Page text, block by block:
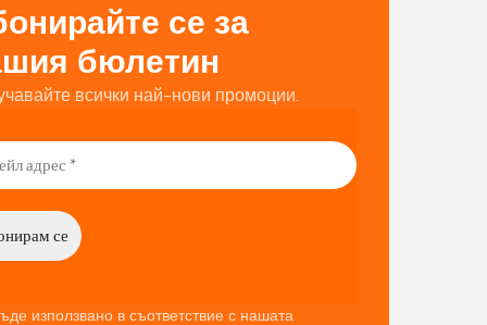
се за
бюлетин
всички най-нови промоции.
използвано в съответствие с нашата